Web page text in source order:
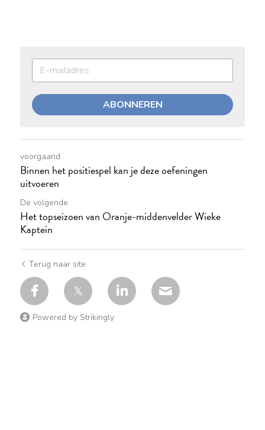
ABONNEREN
voorgaand
Binnen het positiespel kan je deze oefeningen
uitvoeren
De volgende
Het topseizoen van Oranje-middenvelder Wieke
Kaptein
Terug naar site
Powered by Strikingly